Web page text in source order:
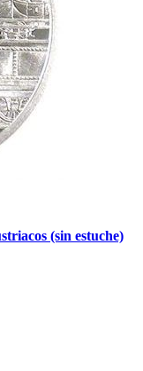
(sin estuche)